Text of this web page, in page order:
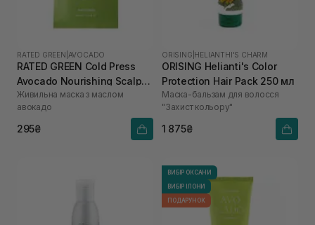
RATED GREEN AVOCADO
RATED GREEN Cold Press
Avocado Nourishing Scalp
Pack 50 мл
Живильна маска з маслом
авокадо
295₴
ORISING HELIANTHI'S CHARM
ORISING Helianti's Color
Protection Hair Pack 250 мл
Маска-бальзам для волосся
"Захист кольору"
1 875₴
ВИБІР ОКСАНИ
ВИБІР ІЛОНИ
ПОДАРУНОК